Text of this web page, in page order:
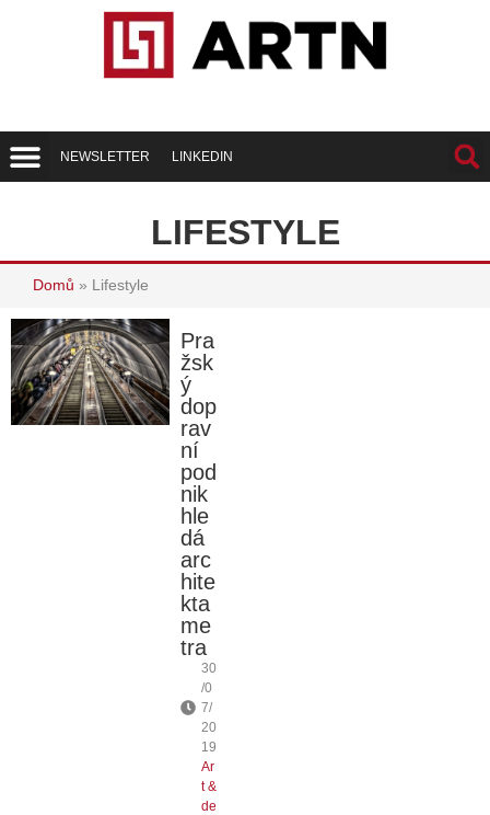
NEWSLETTER LINKEDIN
LIFESTYLE
Domů » Lifestyle
Pra
žsk
ý
dop
rav
ní
pod
nik
hle
dá
arc
hite
kta
me
tra
30
/0
7/
20
19
Ar
t &
de